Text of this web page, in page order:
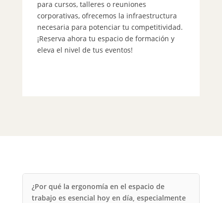
para cursos, talleres o reuniones
corporativas, ofrecemos la infraestructura
necesaria para potenciar tu competitividad.
¡Reserva ahora tu espacio de formación y
eleva el nivel de tus eventos!
¿Por qué la ergonomía en el espacio de
trabajo es esencial hoy en día, especialmente